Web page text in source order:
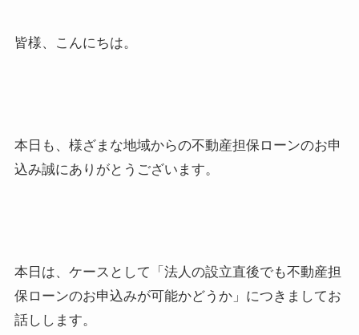
皆様、こんにちは。
本日も、様ざまな地域からの不動産担保ローンのお申
込み誠にありがとうございます。
本日は、ケースとして「法人の設立直後でも不動産担
保ローンのお申込みが可能かどうか」につきましてお
話しします。